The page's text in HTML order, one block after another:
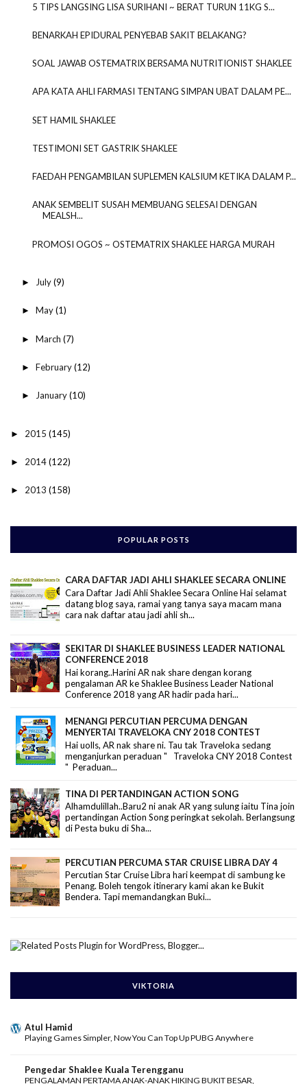
5 TIPS LANGSING LISA SURIHANI ~ BERAT TURUN 11KG S...
BENARKAH EPIDURAL PENYEBAB SAKIT BELAKANG?
SOAL JAWAB OSTEMATRIX BERSAMA NUTRITIONIST SHAKLEE
APA KATA AHLI FARMASI TENTANG SIMPAN UBAT DALAM PE...
SET HAMIL SHAKLEE
TESTIMONI SET GASTRIK SHAKLEE
FAEDAH PENGAMBILAN SUPLEMEN KALSIUM KETIKA DALAM P...
ANAK SEMBELIT SUSAH MEMBUANG SELESAI DENGAN
MEALSH...
PROMOSI OGOS ~ OSTEMATRIX SHAKLEE HARGA MURAH
► July(9)
► May(1)
► March (7)
► February(12)
► January(10)
► 2015 (145)
► 2014(122)
► 2013 (158)
POPULAR POSTS
CARA DAFTAR JADI AHLI SHAKLEE SECARA ONLINE
Cara Daftar Jadi Ahli Shaklee Secara Online Hai selamat
datang blog saya, ramai yang tanya saya macam mana
cara nak daftar atau jadi ahli sh...
SEKITAR DI SHAKLEE BUSINESS LEADER NATIONAL
CONFERENCE 2018
Hai korang..Harini AR nak share dengan korang
pengalaman AR ke Shaklee Business Leader National
Conference 2018 yang AR hadir pada hari...
MENANGI PERCUTIAN PERCUMA DENGAN
MENYERTAI TRAVELOKA CNY 2018 CONTEST
Hai uolls, AR nak share ni. Tau tak Traveloka sedang
menganjurkan peraduan " Traveloka CNY 2018 Contest
" Peraduan...
TINA DI PERTANDINGAN ACTION SONG
Alhamdulillah..Baru2 ni anak AR yang sulung iaitu Tina join
pertandingan Action Song peringkat sekolah. Berlangsung
di Pesta buku di Sha...
PERCUTIAN PERCUMA STAR CRUISE LIBRA DAY 4
Percutian Star Cruise Libra hari keempat di sambung ke
Penang. Boleh tengok itinerary kami akan ke Bukit
Bendera. Tapi memandangkan Buki...
VIKTORIA
Atul Hamid
Playing Games Simpler, Now You Can Top Up PUBG Anywhere
Pengedar Shaklee Kuala Terengganu
PENGALAMAN PERTAMA ANAK-ANAK HIKING BUKIT BESAR,